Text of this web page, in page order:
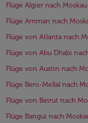
Flüge Algier nach Moskau
Flüge Amman nach
Flüge von Atlanta nach
Flüge von Abu Dhabi
Flüge von Austin nach
Flüge Beni-Mellal nach
Flüge von Beirut nach
Flüge Bangui nach